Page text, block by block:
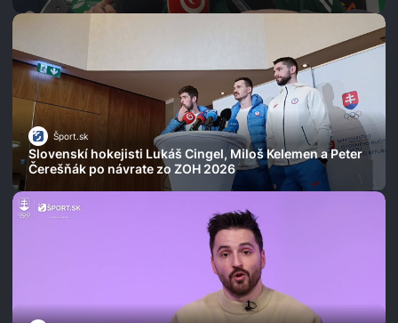
Šport.sk
Slovenskí hokejisti Lukáš Cingel, Miloš Kelemen a Peter
Čerešňák po návrate zo ZOH 2026